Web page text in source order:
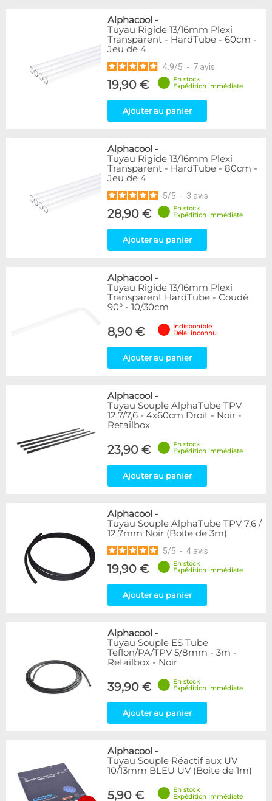
Alphacool -
Tuyau Rigide 13/16mm Plexi
Transparent - HardTube - 60cm -
Jeu de 4
4.9/5 - 7 avis
19,90 €
En stock
Expédition immédiate
Ajouter au panier
Alphacool -
Tuyau Rigide 13/16mm Plexi
Transparent - HardTube - 80cm -
Jeu de 4
5/5 - 3 avis
28,90 €
En stock
Expédition immédiate
Ajouter au panier
Alphacool -
Tuyau Rigide 13/16mm Plexi
Transparent HardTube - Coudé
90° - 10/30cm
8,90 €
Indisponible
Délai inconnu
Ajouter au panier
Alphacool -
Tuyau Souple AlphaTube TPV
12,7/7,6 - 4x60cm Droit - Noir -
Retailbox
23,90 €
En stock
Expédition immédiate
Ajouter au panier
Alphacool -
Tuyau Souple AlphaTube TPV 7,6 /
12,7mm Noir (Boite de 3m)
5/5 - 4 avis
19,90 €
En stock
Expédition immédiate
Ajouter au panier
Alphacool -
Tuyau Souple ES Tube
Teflon/PA/TPV 5/8mm - 3m -
Retailbox - Noir
39,90 €
En stock
Expédition immédiate
Ajouter au panier
Alphacool -
Tuyau Souple Réactif aux UV
10/13mm BLEU UV (Boite de 1m)
5,90 €
En stock
Expédition immédiate